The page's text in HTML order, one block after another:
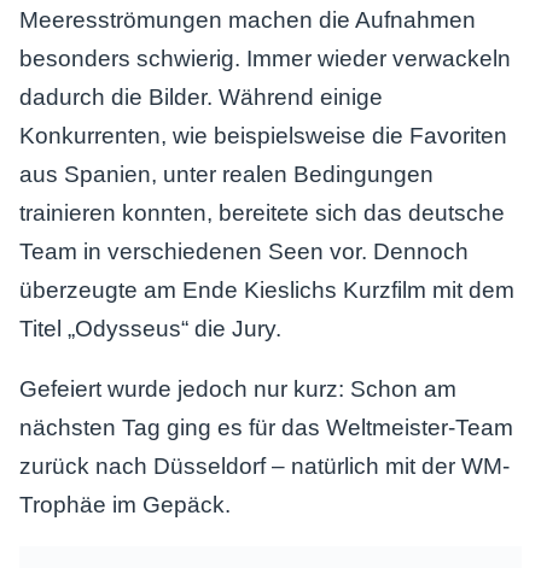
Meeresströmungen machen die Aufnahmen
besonders schwierig. Immer wieder verwackeln
dadurch die Bilder. Während einige
Konkurrenten, wie beispielsweise die Favoriten
aus Spanien, unter realen Bedingungen
trainieren konnten, bereitete sich das deutsche
Team in verschiedenen Seen vor. Dennoch
überzeugte am Ende Kieslichs Kurzfilm mit dem
Titel „Odysseus“ die Jury.
Gefeiert wurde jedoch nur kurz: Schon am
nächsten Tag ging es für das Weltmeister-Team
zurück nach Düsseldorf – natürlich mit der WM-
Trophäe im Gepäck.